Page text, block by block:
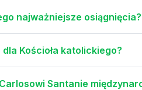
najważniejsze osiągnięcia?
Kościoła katolickiego?
Santanie